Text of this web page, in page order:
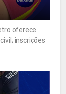
oferece
inscrições